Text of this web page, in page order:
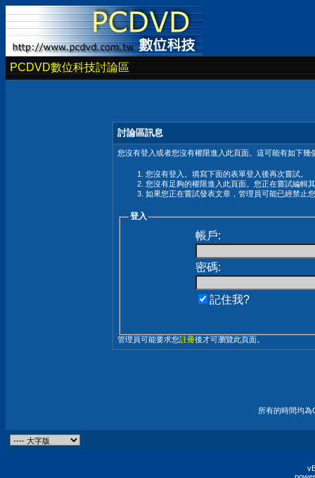
PCDVD數位科技討論區
討論區訊息
您沒有登入或者您沒有權限進入此頁面。這可能有如下幾
您沒有登入。填寫下面的表單登入後再次嘗試。
您沒有足夠的權限進入此頁面。您正在嘗試編輯
如果您正在嘗試發表文章，管理員可能已經禁止
登入
帳戶:
密碼:
記住我?
管理員可能要求您註冊後才可瀏覽此頁面。
所有的時間均為